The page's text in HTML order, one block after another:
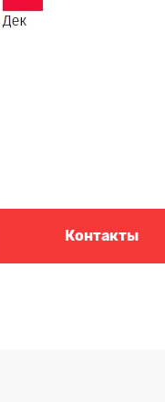
Контакты